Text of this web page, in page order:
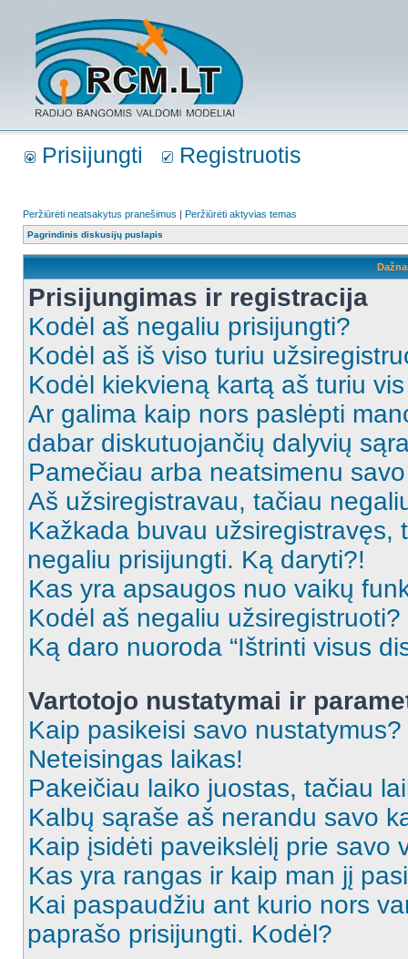
Prisijungti Registruotis
Peržiūrėti neatsakytus pranešimus | Peržiūrėti aktyvias temas
Pagrindinis diskusijų puslapis
Prisijungimas ir registracija
Kodėl aš negaliu prisijungti?
Kodėl aš iš viso turiu
Kodėl kiekvieną kartą aš turiu
Ar galima kaip nors paslėpti
dabar diskutuojančių dalyvių
Pamečiau arba neatsimenu
Aš užsiregistravau, tačiau
Kažkada buvau užsiregistravęs,
negaliu prisijungti. Ką daryti?!
Kas yra apsaugos nuo vaikų
Kodėl aš negaliu užsiregistruoti?
Ką daro nuoroda “Ištrinti visus
Vartotojo nustatymai ir
Kaip pasikeisi savo nustatymus?
Neteisingas laikas!
Pakeičiau laiko juostas, tačiau
Kalbų sąraše aš nerandu savo
Kaip įsidėti paveikslėlį prie savo
Kas yra rangas ir kaip man jį
Kai paspaudžiu ant kurio nors
paprašo prisijungti. Kodėl?